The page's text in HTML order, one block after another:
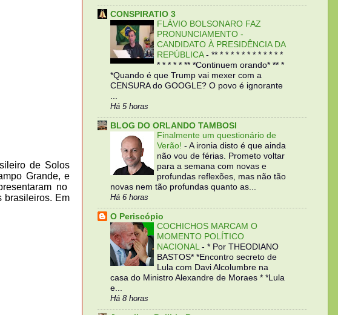
de Solos
Grande, e
no
brasileiros. Em
CONSPIRATIO 3
FLÁVIO BOLSONARO FAZ
PRONUNCIAMENTO -
CANDIDATO À PRESIDÊNCIA DA
REPÚBLICA - ** * * * * * * * * * * * *
* * * * * ** *Continuem orando* ** *
*Quando é que Trump vai mexer com a
CENSURA do GOOGLE? O povo é ignorante
Há 5 horas
BLOG DO ORLANDO TAMBOSI
Finalmente um questionário de
Verão! - A ironia disto é que ainda
não vou de férias. Prometo voltar
para a semana com novas e
profundas reflexões, mas não tão
novas nem tão profundas quanto as...
Há 6 horas
O Periscópio
COCHICHOS MARCAM O
MOMENTO POLÍTICO
NACIONAL - * Por THEODIANO
BASTOS* *Encontro secreto de
Lula com Davi Alcolumbre na
casa do Ministro Alexandre de Moraes * *Lula
e...
Há 8 horas